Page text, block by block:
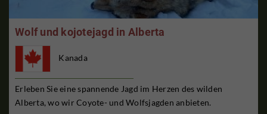
Wolf und kojotejagd in Alberta
Kanada
Erleben Sie eine spannende Jagd im Herzen des wilden
Alberta, wo wir Coyote- und Wolfsjagden anbieten.